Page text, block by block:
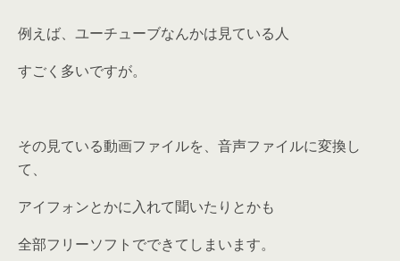
例えば、ユーチューブなんかは見ている人
すごく多いですが。
その見ている動画ファイルを、音声ファイルに変換し
て、
アイフォンとかに入れて聞いたりとかも
全部フリーソフトでできてしまいます。